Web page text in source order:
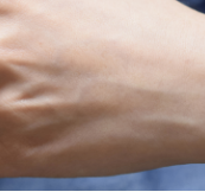
面
選
擇
選
項